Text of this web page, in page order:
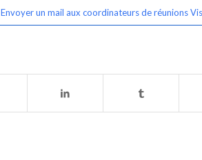
Envoyer un mail aux coordinateurs de réunions